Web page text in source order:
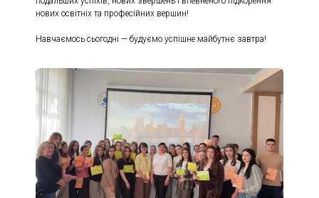
нових освітніх та професійних вершин!
Навчаємось сьогодні — будуємо успішне майбутнє завтра!